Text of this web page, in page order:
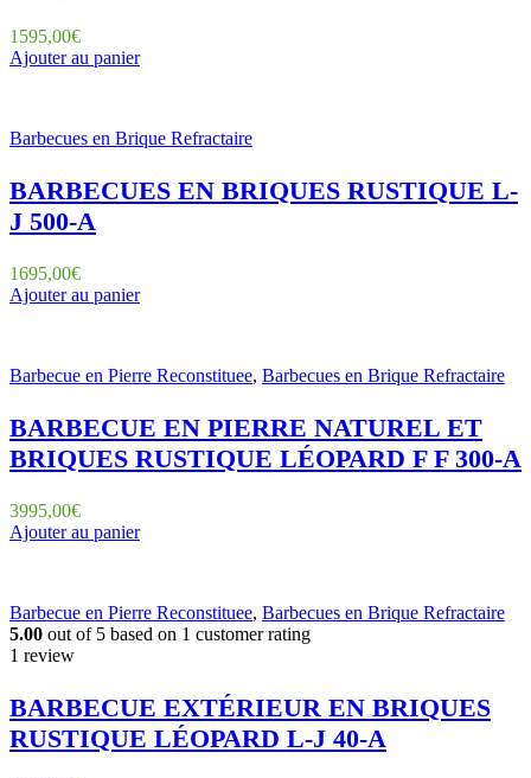
1595,00€
Ajouter au panier
Barbecues en Brique Refractaire
BARBECUES EN BRIQUES RUSTIQUE L-
J 500-A
1695,00€
Ajouter au panier
Barbecue en Pierre Reconstituee, Barbecues en Brique Refractaire
BARBECUE EN PIERRE NATUREL ET
BRIQUES RUSTIQUE LÉOPARD F F 300-A
3995,00€
Ajouter au panier
Barbecue en Pierre Reconstituee, Barbecues en Brique Refractaire
5.00 out of 5 based on 1 customer rating
1 review
BARBECUE EXTÉRIEUR EN BRIQUES
RUSTIQUE LÉOPARD L-J 40-A